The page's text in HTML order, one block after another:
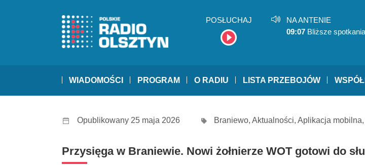
POSŁUCHAJ
NA ANTENIE
09:07 Bliższe spotkania
WIADOMOŚCI PROGRAM O RADIU LISTA PRZEBOJÓW
Opublikowany 25 maja 2026 Braniewo, Aktualności, Aplikacja mobilna,
Przysięga w Braniewie. Nowi żołnierze WOT gotowi do